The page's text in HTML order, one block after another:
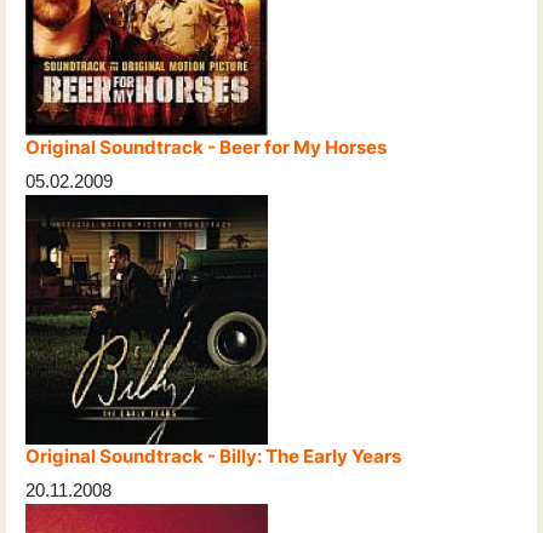
Original Soundtrack - Beer for My Horses
05.02.2009
Original Soundtrack - Billy: The Early Years
20.11.2008